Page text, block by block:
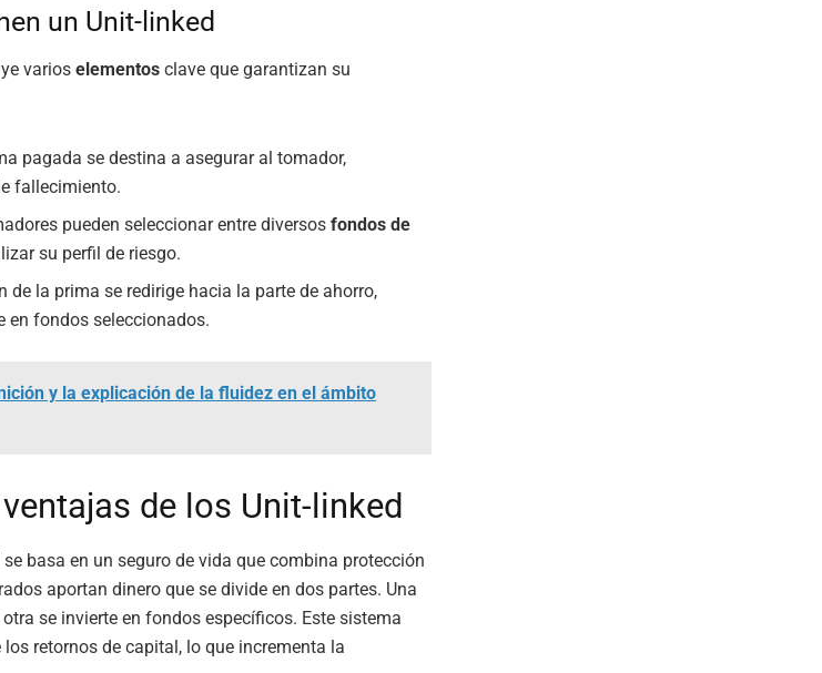
un Unit-linked
varios elementos clave que garantizan su
pagada se destina a asegurar al tomador,
fallecimiento.
pueden seleccionar entre diversosfondos de
su perfil de riesgo.
de la prima se redirige hacia la parte de ahorro,
en fondos seleccionados.
y la explicación de la fluidez en el ámbito
de los Unit-linked
basa en un seguro de vida que combina protección
aportan dinero que se divide en dos partes. Una
se invierte en fondos específicos. Este sistema
retornos de capital, lo que incrementa la